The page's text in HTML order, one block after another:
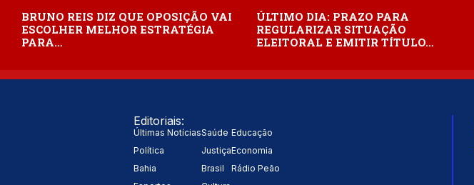
BRUNO REIS DIZ QUE OPOSIÇÃO VAI
ESCOLHER MELHOR ESTRATÉGIA
PARA…
ÚLTIMO DIA: PRAZO PARA
REGULARIZAR SITUAÇÃO
ELEITORAL E EMITIR TÍTULO…
Editoriais:
Últimas Notícias
Política
Bahia
Saúde
Justiça
Brasil
Educação
Economia
Rádio Peão